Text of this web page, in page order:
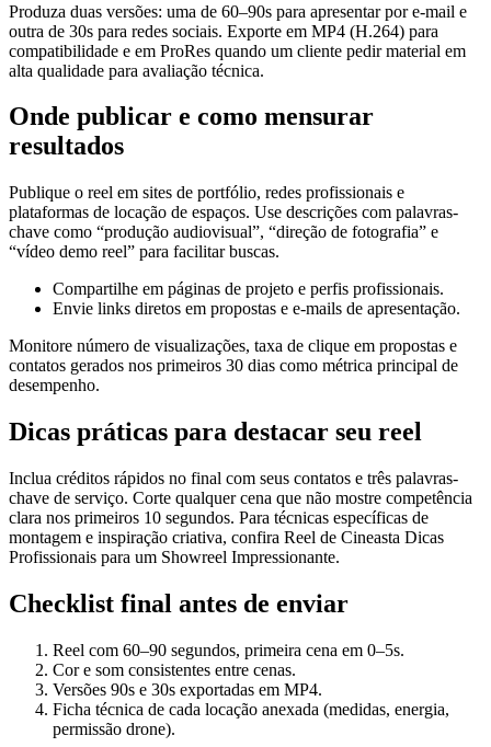
Produza duas versões: uma de 60–90s para apresentar por e-mail e
outra de 30s para redes sociais. Exporte em MP4 (H.264) para
compatibilidade e em ProRes quando um cliente pedir material em
alta qualidade para avaliação técnica.
Onde publicar e como mensurar
resultados
Publique o reel em sites de portfólio, redes profissionais e
plataformas de locação de espaços. Use descrições com palavras-
chave como “produção audiovisual”, “direção de fotografia” e
“vídeo demo reel” para facilitar buscas.
Compartilhe em páginas de projeto e perfis profissionais.
Envie links diretos em propostas e e-mails de apresentação.
Monitore número de visualizações, taxa de clique em propostas e
contatos gerados nos primeiros 30 dias como métrica principal de
desempenho.
Dicas práticas para destacar seu reel
Inclua créditos rápidos no final com seus contatos e três palavras-
chave de serviço. Corte qualquer cena que não mostre competência
clara nos primeiros 10 segundos. Para técnicas específicas de
montagem e inspiração criativa, confira Reel de Cineasta Dicas
Profissionais para um Showreel Impressionante.
Checklist final antes de enviar
Reel com 60–90 segundos, primeira cena em 0–5s.
Cor e som consistentes entre cenas.
Versões 90s e 30s exportadas em MP4.
Ficha técnica de cada locação anexada (medidas, energia,
permissão drone).